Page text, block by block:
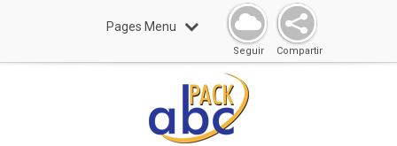
Pages Menu
Compartir
Seguir